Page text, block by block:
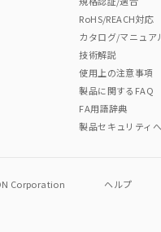
がされた商品であっても、
社営業部門もしくは販売店
RoHS/REACH対応
カタログ/マニュア
技術解説
使用上の注意事項
製品に関するFAQ
FA用語辞典
製品セキュリティ
Corporation ヘルプ